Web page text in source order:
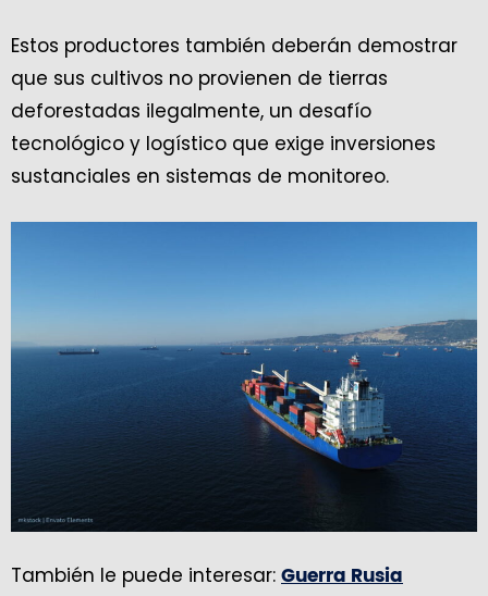
Estos productores también deberán demostrar
que sus cultivos no provienen de tierras
deforestadas ilegalmente, un desafío
tecnológico y logístico que exige inversiones
sustanciales en sistemas de monitoreo.
También le puede interesar: Guerra Rusia